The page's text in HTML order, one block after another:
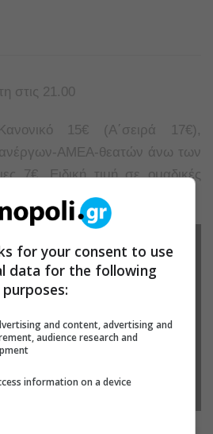
στις 21.00
15€ (Α΄σειρά 17€),
ανέργων-ΑΜΕΑ-θεατών άνω των
7€, Ειδική τιμή σε ομαδικές
for your consent to use
data for the following
purposes:
and content, advertising and
audience research and
information on a device